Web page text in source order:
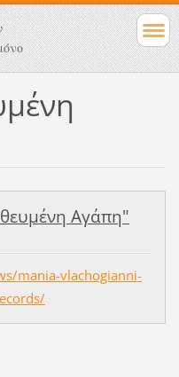
Αγάπη"
mania-vlachogianni-